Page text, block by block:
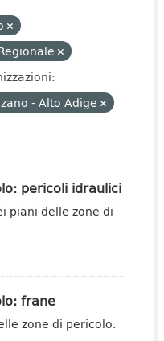
- Alto Adige
pericoli idraulici
piani delle zone di
frane
zone di pericolo.